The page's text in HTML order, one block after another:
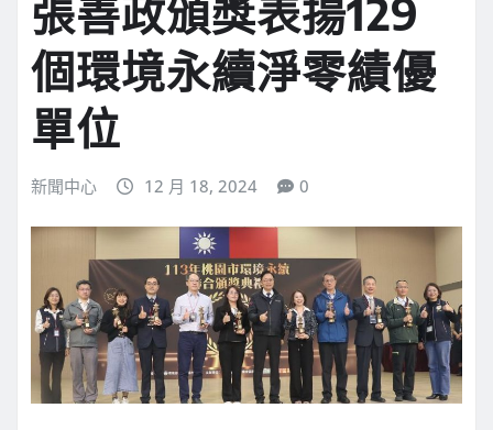
張善政頒獎表揚129
個環境永續淨零績優
單位
新聞中心 12 月 18, 2024 0